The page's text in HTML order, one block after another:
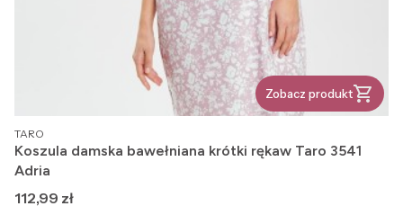
Zobacz produkt
PRODUCENT
TARO
Koszula damska bawełniana krótki rękaw Taro 3541
Adria
Cena
112,99 zł